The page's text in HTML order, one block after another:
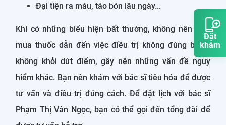
Đặt
khám
Đại tiện ra máu, táo bón lâu ngày...
Khi có những biểu hiện bất thường, không nên tự ý
mua thuốc dẫn đến việc điều trị không đúng bệnh,
không khỏi dứt điểm, gây nên những vấn đề nguy
hiểm khác. Bạn nên khám với bác sĩ tiêu hóa để được
tư vấn và điều trị đúng cách. Để đặt lịch với bác sĩ
Phạm Thị Vân Ngọc, bạn có thể gọi đến tổng đài để